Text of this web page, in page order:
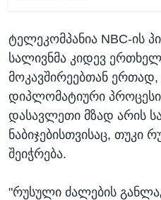
ტელეკომპანია NBC-ის
სალივნმა კიდევ
მოკავშირეებთან
დიპლომატიური
დასავლეთი მზად არის
ნაბიჯებისთვისაც, თუკი
შეიჭრება.
"რუსული ძალების